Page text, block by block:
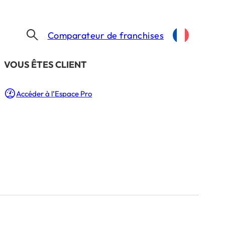
​VOUS ÊTES CLIENT
Accéder à l’Espace Pro
Comparateur de franchises